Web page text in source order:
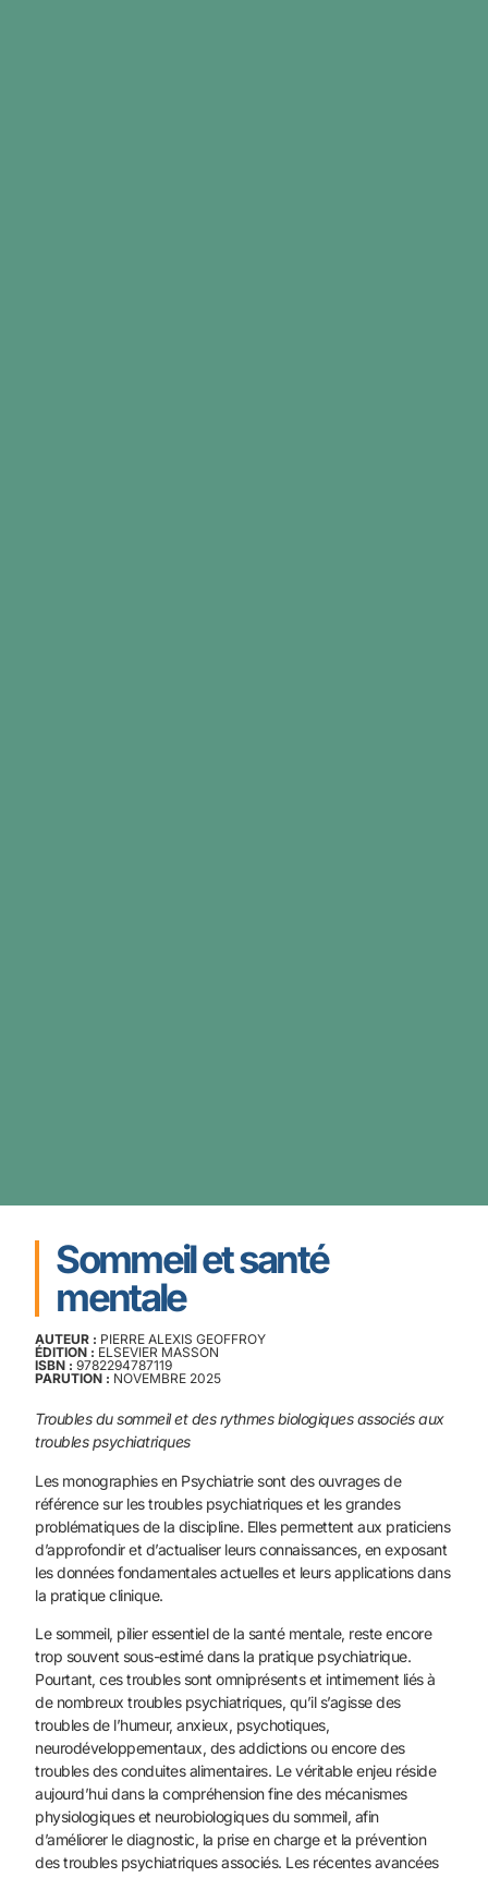
Sommeil et santé
mentale
AUTEUR : PIERRE ALEXIS GEOFFROY
ÉDITION : ELSEVIER MASSON
ISBN : 9782294787119
PARUTION : NOVEMBRE 2025
Troubles du sommeil et des rythmes biologiques associés aux
troubles psychiatriques
Les monographies en Psychiatrie sont des ouvrages de
référence sur les troubles psychiatriques et les grandes
problématiques de la discipline. Elles permettent aux praticiens
d’approfondir et d’actua­liser leurs connaissances, en exposant
les données fondamentales actuelles et leurs applications dans
la pratique clinique.
Le sommeil, pilier essentiel de la santé mentale, reste encore
trop souvent sous-estimé dans la pratique psychiatrique.
Pourtant, ces troubles sont omniprésents et intimement liés à
de nombreux troubles psychiatriques, qu’il s’agisse des
troubles de l’humeur, anxieux, psychotiques,
neurodéveloppementaux, des addictions ou encore des
troubles des conduites alimentaires. Le véritable enjeu réside
aujourd’hui dans la compréhension fine des méca­nismes
physiologiques et neurobiologiques du sommeil, afin
d’améliorer le diagnostic, la prise en charge et la prévention
des troubles psychiatriques associés. Les récentes avancées